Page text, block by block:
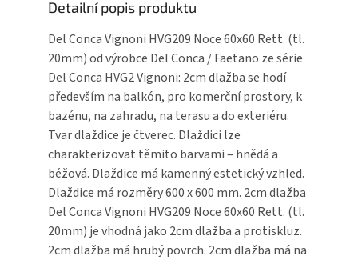
Detailní popis produktu
Del Conca Vignoni HVG209 Noce 60x60 Rett. (tl.
20mm) od výrobce Del Conca / Faetano ze série
Del Conca HVG2 Vignoni: 2cm dlažba se hodí
především na balkón, pro komerční prostory, k
bazénu, na zahradu, na terasu a do exteriéru.
Tvar dlaždice je čtverec. Dlaždici lze
charakterizovat těmito barvami – hnědá a
béžová. Dlaždice má kamenný estetický vzhled.
Dlaždice má rozměry 600 x 600 mm. 2cm dlažba
Del Conca Vignoni HVG209 Noce 60x60 Rett. (tl.
20mm) je vhodná jako 2cm dlažba a protiskluz.
2cm dlažba má hrubý povrch. 2cm dlažba má na